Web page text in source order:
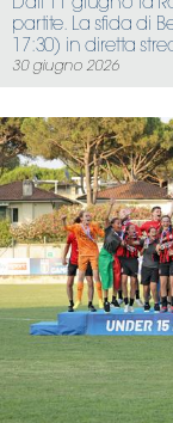
Dall’11 giugno la
partite. La sfida di
17:30) in diretta
30 giugno 2026